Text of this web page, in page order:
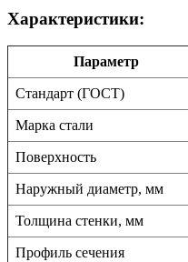
Характеристики:
Параметр
Стандарт (ГОСТ)
Марка стали
Поверхность
Наружный диаметр, мм
Толщина стенки, мм
Профиль сечения